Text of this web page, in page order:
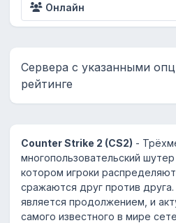
Онлайн
Сервера с указанными
рейтинге
Counter Strike 2 (CS2) -
многопользовательский
котором игроки
сражаются друг против
является продолжением, и
самого известного в мире